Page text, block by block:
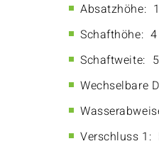
Absatzhöhe:
Schafthöhe:
Schaftweite:
Wechselbare
Verschluss 1: